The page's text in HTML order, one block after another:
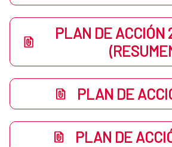
PLAN DE
PLAN DE
PLAN DE